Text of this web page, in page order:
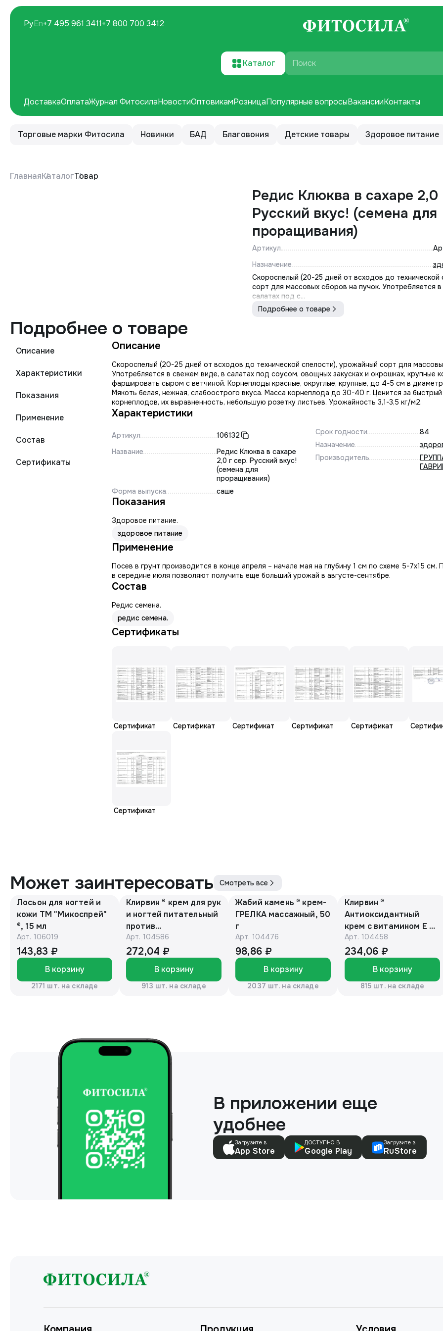
ДоставкаОплатаЖурнал ФитосилаНовостиОптовикамРозницаПопулярные вопросыВакансииКонтакты
РуEn+7 495 961 3411+7 800 700 3412
Каталог Поиск
Торговые марки Фитосила Новинки БАД Благовония Детские товары Здоровое питание
ГлавнаяКаталогТовар
Редис Клюква в сахаре 2,0
Русский вкус! (семена для
проращивания)
Артикул
Назначение
Скороспелый (20-25 дней от всходов до технической
сорт для массовых сборов на пучок. Употребляется
салатах под с...
Подробнее о товаре
Подробнее о товаре
Описание
Характеристики
Показания
Применение
Состав
Сертификаты
Описание
Скороспелый (20-25 дней от всходов до технической спелости), урожайный сорт для
Употребляется в свежем виде, в салатах под соусом, овощных закусках и окрошках, крупные
фаршировать сыром с ветчиной. Корнеплоды красные, округлые, крупные, до 4-5 см в
Мякоть белая, нежная, слабоострого вкуса. Масса корнеплода до 30-40 г. Ценится за
корнеплодов, их выравненность, небольшую розетку листьев. Урожайность 3,1-3,5 кг/м2.
Характеристики
Артикул
106132
Название
Редис Клюква в сахаре
2,0 г сер. Русский вкус!
(семена для
проращивания)
Форма выпуска
саше
Срок годности
84
Назначение
Производитель
Показания
Здоровое питание.
здоровое питание
Применение
Посев в грунт производится в конце апреля – начале мая на глубину 1 см по схеме 5-7x15 см.
в середине июля позволяют получить еще больший урожай в августе-сентябре.
Состав
Редис семена.
редис семена.
Сертификаты
Сертификат Сертификат Сертификат Сертификат Сертификат
Сертификат
Может заинтересовать Смотреть все
Лосьон для ногтей и
кожи ТМ "Микоспрей"
®, 15 мл
Арт. 106019
143,83 ₽
В корзину
2171 шт. на складе
Клирвин ® крем для рук
и ногтей питательный
против
гиперпигментации для
осветления кожи 75 г
Арт. 104586
272,04 ₽
В корзину
913 шт. на складе
Жабий камень ® крем-
ГРЕЛКА массажный, 50
г
Арт. 104476
98,86 ₽
В корзину
2037 шт. на складе
Клирвин ®
Антиоксидантный
крем с витамином Е и
маслом макадамии
150г
Арт. 104458
234,06 ₽
В корзину
815 шт. на складе
В приложении еще
удобнее
Загрузите в
App Store
ДОСТУПНО В
Google Play
Загрузите в
RuStore